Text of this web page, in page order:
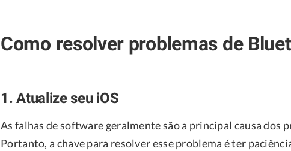
Como resolver problemas de
1. Atualize seu iOS
As falhas de software geralmente são a principal causa dos
Portanto, a chave para resolver esse problema é ter